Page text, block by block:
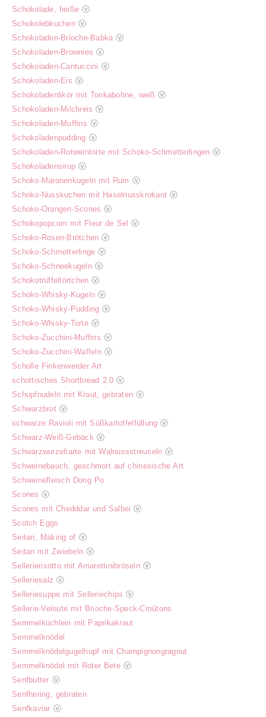
Schokolade, heiße ⓥ
Schokolebkuchenⓥ
Schokoladen-Brioche-Babka ⓥ
Schokoladen-Brownies ⓥ
Schokoladen-Cantuccini ⓥ
Schokoladen-Eis ⓥ
Schokoladenlikör mit Tonkabohne, weiß ⓥ
Schokoladen-Milchreis ⓥ
Schokoladen-Muffins ⓥ
Schokoladenpudding ⓥ
Schokoladen-Rotweintorte mit Schoko-Schmetterlingen ⓥ
Schokoladensirup ⓥ
Schoko-Maronenkugeln mit Rum ⓥ
Schoko-Nusskuchen mit Haselnusskrokant ⓥ
Schoko-Orangen-Scones ⓥ
Schokopopcorn mit Fleur de Sel ⓥ
Schoko-Rosen-Brötchen ⓥ
Schoko-Schmetterlinge ⓥ
Schoko-Schneekugelnⓥ
Schokotrüffeltörtchen ⓥ
Schoko-Whisky-Kugeln ⓥ
Schoko-Whisky-Pudding ⓥ
Schoko-Whisky-Torteⓥ
Schoko-Zucchini-Muffins ⓥ
Schoko-Zucchini-Waffelnⓥ
Scholle Finkenwerder Art
schottisches Shortbread 2.0 ⓥ
Schupfnudeln mit Kraut, gebraten ⓥ
Schwarzbrotⓥ
schwarze Ravioli mit Süßkartoffelfüllung ⓥ
Schwarz-Weiß-Gebäck ⓥ
Schwarzwurzeltarte mit Walnussstreuseln ⓥ
Schweinebauch, geschmort auf chinesische Art
Schweinefleisch Dong Po
Scones ⓥ
Scones mit Chedddar und Salbei ⓥ
Scotch Eggs
Seitan, Making of ⓥ
Seitan mit Zwiebeln ⓥ
Sellerierisotto mit Amarettinibröselnⓥ
Selleriesalz ⓥ
Selleriesuppe mit Selleriechips ⓥ
Sellerie-Velouté mit Brioche-Speck-Croûtons
Semmelküchlein mit Paprikakraut
Semmelknödel
Semmelknödelgugelhupf mit Champignongragout
Semmelknödel mit Roter Beteⓥ
Senfbutter ⓥ
Senfhering, gebraten
Senfkaviar ⓥ